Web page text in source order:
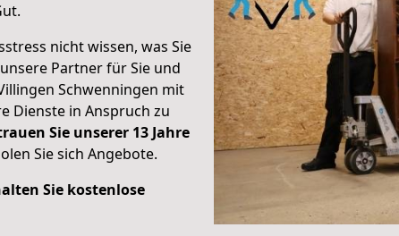
nicht wissen, was Sie
Partner für Sie und
Schwenningen mit
Dienste in Anspruch zu
Sie unserer 13 Jahre
Sie sich Angebote.
Sie kostenlose